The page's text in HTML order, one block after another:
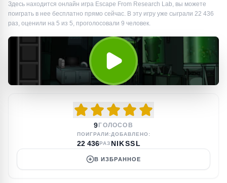
Здесь находится онлайн игра Escape From Research Lab, вы можете
поиграть в нее бесплатно прямо сейчас. В эту игру уже сыграли 22 436
раз, оценили на 5 из 5, проголосовали 9 человек.
9 ГОЛОСОВ
ПОИГРАЛИ:
22 436РАЗ
ДОБАВЛЕНО:
NIKSSL
В ИЗБРАННОЕ